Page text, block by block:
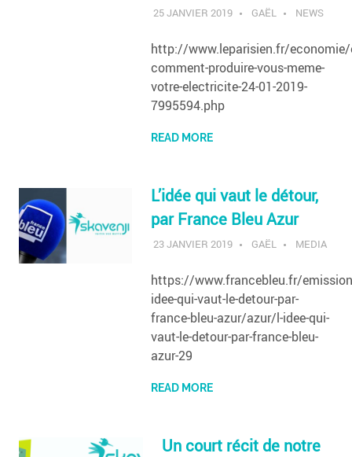
25 JANVIER 2019 GAËL NEWS
http://www.leparisien.fr/economie/
comment-produire-vous-meme-
votre-electricite-24-01-2019-
7995594.php
READ MORE
L’idée qui vaut le détour,
par France Bleu Azur
23 JANVIER 2019 GAËL MEDIA
https://www.francebleu.fr/
idee-qui-vaut-le-detour-par-
france-bleu-azur/azur/l-idee-qui-
vaut-le-detour-par-france-bleu-
azur-29
READ MORE
Un court récit de notre